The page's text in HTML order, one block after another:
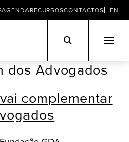
AGENDARECURSOSCONTACTOS EN
dos Advogados
complementar